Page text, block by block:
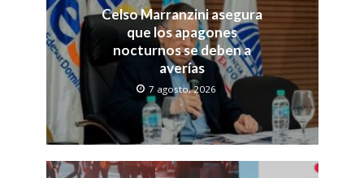
Celso Marranzini asegura
que los apagones
nocturnos se deben a
averías
7 agosto, 2026